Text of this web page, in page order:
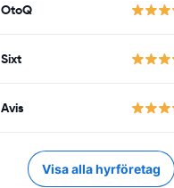
OtoQ
Sixt
Avis
Visa alla hyrföretag